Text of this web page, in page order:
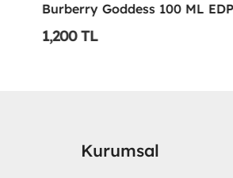
1,200 TL
Kurumsal